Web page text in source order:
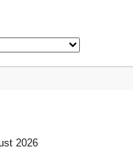
2026